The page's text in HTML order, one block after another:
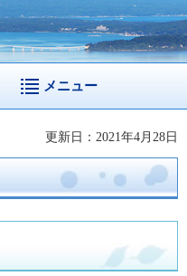
メニュー
更新日：2021年4月28日